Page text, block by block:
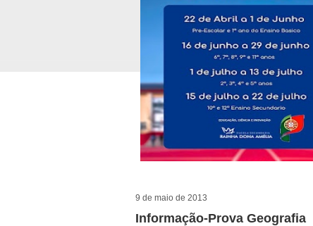
9 de maio de 2013
Informação-Prova Geografia